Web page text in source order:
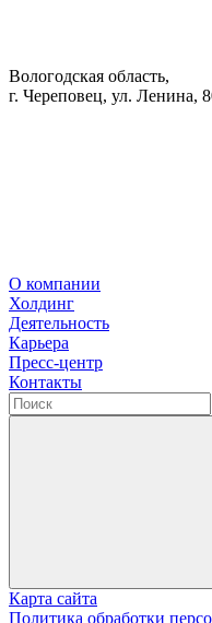
Вологодская область,
г. Череповец, ул. Ленина,
О компании
Холдинг
Деятельность
Карьера
Пресс-центр
Контакты
Карта сайта
Политика обработки